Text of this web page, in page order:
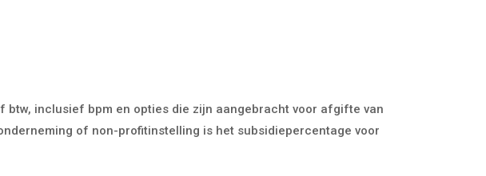
btw, inclusief bpm en opties die zijn aangebracht voor afgifte van
of non-profitinstelling is het subsidiepercentage voor